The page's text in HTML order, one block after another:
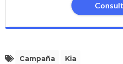
Campaña Kia